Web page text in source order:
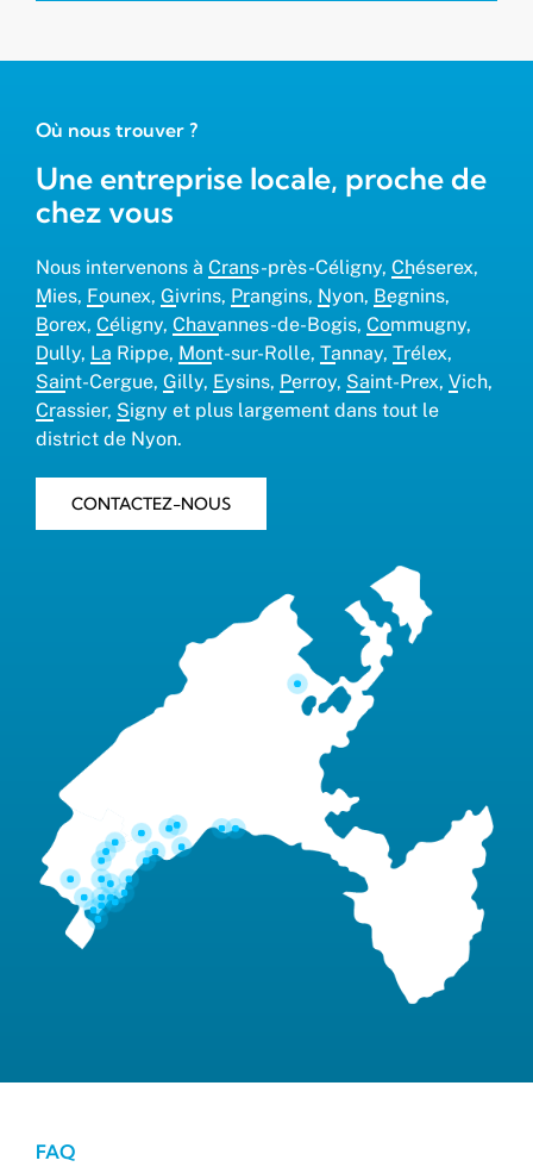
Où nous trouver ?
Une entreprise locale, proche de
chez vous
Nous intervenons à Crans-près-Céligny, Chéserex,
Mies, Founex, Givrins, Prangins, Nyon, Begnins,
Borex, Céligny, Chavannes-de-Bogis, Commugny,
Dully, La Rippe, Mont-sur-Rolle, Tannay, Trélex,
Saint-Cergue, Gilly, Eysins, Perroy, Saint-Prex, Vich,
Crassier, Signy et plus largement dans tout le
district de Nyon.
CONTACTEZ-NOUS
FAQ